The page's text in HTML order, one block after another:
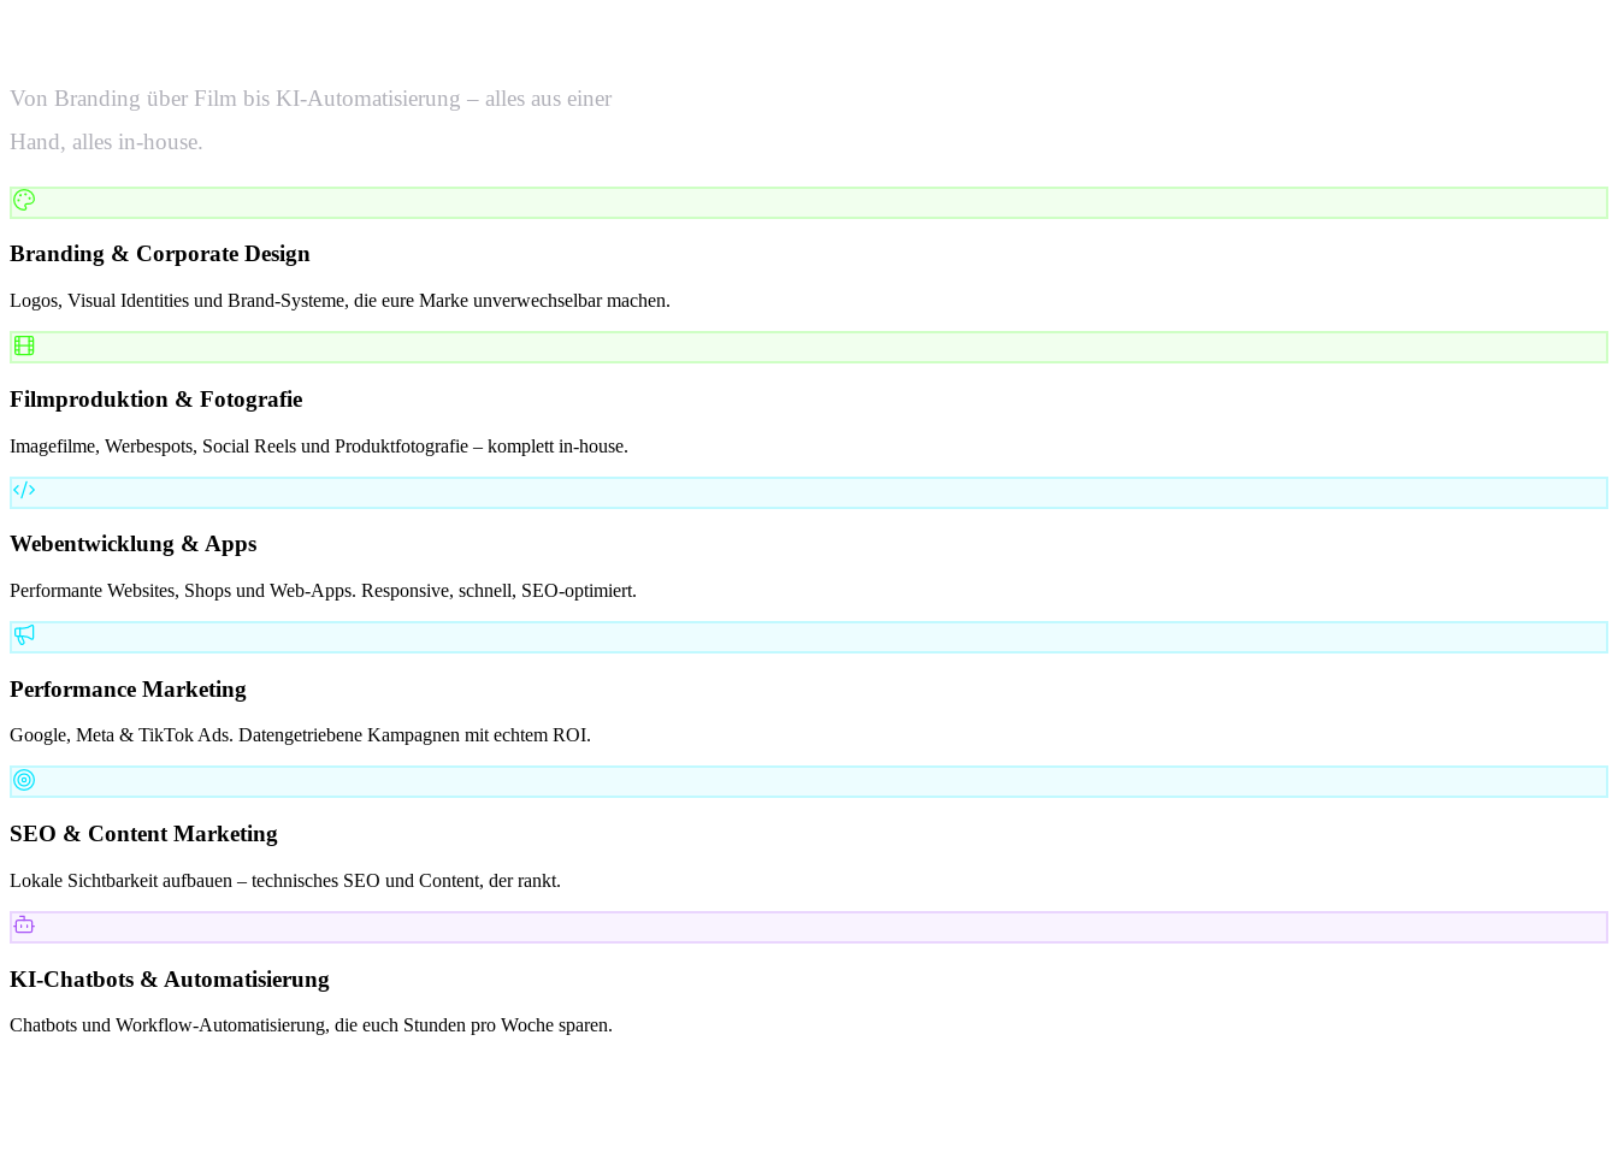
Von Branding über Film bis KI-Automatisierung – alles aus einer
Hand, alles in-house.
Branding & Corporate Design
Logos, Visual Identities und Brand-Systeme, die eure Marke unverwechselbar machen.
Filmproduktion & Fotografie
Imagefilme, Werbespots, Social Reels und Produktfotografie – komplett in-house.
Webentwicklung & Apps
Performante Websites, Shops und Web-Apps. Responsive, schnell, SEO-optimiert.
Performance Marketing
Google, Meta & TikTok Ads. Datengetriebene Kampagnen mit echtem ROI.
SEO & Content Marketing
Lokale Sichtbarkeit aufbauen – technisches SEO und Content, der rankt.
KI-Chatbots & Automatisierung
Chatbots und Workflow-Automatisierung, die euch Stunden pro Woche sparen.